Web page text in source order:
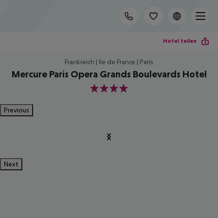
Hotel teilen
Frankreich | Ile de France | Paris
Mercure Paris Opera Grands Boulevards Hotel
4
Previous
Next